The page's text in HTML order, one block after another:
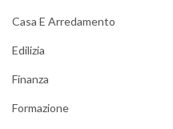
Casa E Arredamento
Edilizia
Finanza
Formazione